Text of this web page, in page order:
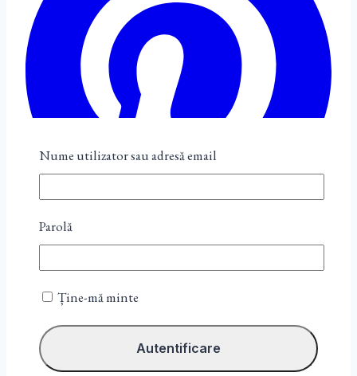
Nume utilizator sau adresă email
Parolă
Ține-mă minte